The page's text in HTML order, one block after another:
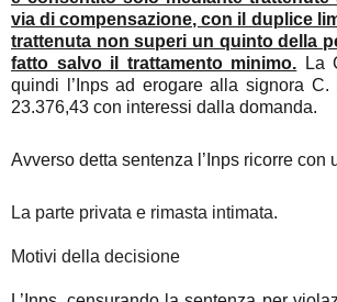
via di compensazione, con il duplice
trattenuta non superi un quinto della
fatto salvo il trattamento minimo. La
quindi l’Inps ad erogare alla signora
23.376,43 con interessi dalla domanda.
Avverso detta sentenza l’Inps ricorre con
La parte privata e rimasta intimata.
Motivi della decisione